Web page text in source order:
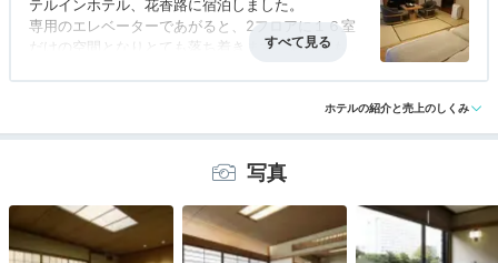
テルインホテル、花香路に宿泊しました。
専用のエレベーターであがると、2フロアに１６室
だけの空間となりとても落ち着きます。お部屋も畳
花香路宿泊者専用のラウンジにくわえ、グランドプ
またさくらタワーのSPAも使えるので滞在中はプリ
きました。
アクセス 4.0 コスパ 4.0 客室 4.0 接客対応 4.0 風呂 4.0
ホテルの紹介と売上のしくみ
写真